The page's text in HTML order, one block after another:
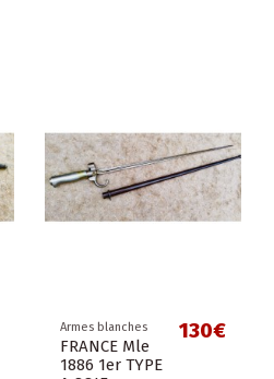
Armes blanches
FRANCE Mle
1886 1er TYPE
130€